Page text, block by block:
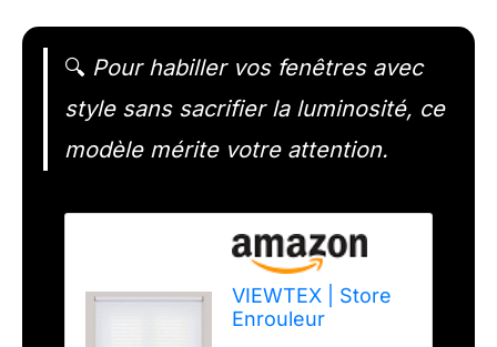
🔍 Pour habiller vos fenêtres avec
style sans sacrifier la luminosité, ce
modèle mérite votre attention.
VIEWTEX | Store
Enrouleur